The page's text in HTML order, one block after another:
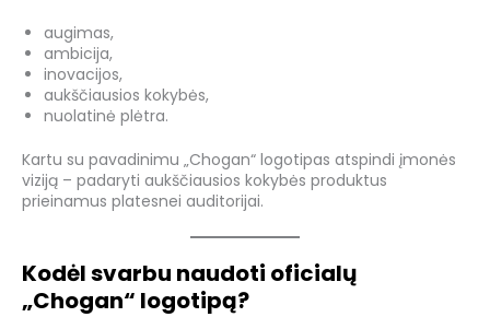
augimas,
ambicija,
inovacijos,
aukščiausios kokybės,
nuolatinė plėtra.
Kartu su pavadinimu „Chogan“ logotipas atspindi įmonės
viziją – padaryti aukščiausios kokybės produktus
prieinamus platesnei auditorijai.
Kodėl svarbu naudoti oficialų
„Chogan“ logotipą?